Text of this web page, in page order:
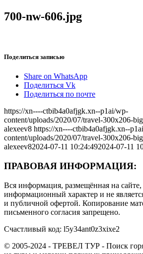
700-nw-606.jpg
Поделиться записью
Share on WhatsApp
Поделиться Vk
Поделиться по почте
https://xn----ctbib4a0afjgk.xn--p1ai/wp-
content/uploads/2020/07/travel-300x206-
alexeev8 https://xn----ctbib4a0afjgk.xn--
content/uploads/2020/07/travel-300x206-
alexeev82024-07-11 10:24:492024-07-11
ПРАВОВАЯ ИНФОРМАЦИЯ:
Вся информация, размещённая на сайте,
информационный характер и не
и публичной офертой. Копирование
письменного согласия запрещено.
Счастливый код: l5y34ant0z3xixe2
© 2005-2024 - ТРЕВЕЛ ТУР - Поиск